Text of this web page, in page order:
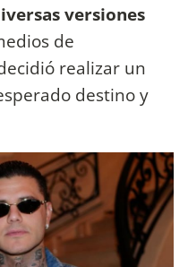
versiones
de
realizar un
destino y